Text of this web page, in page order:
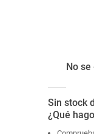
No
Sin stock
¿Qué